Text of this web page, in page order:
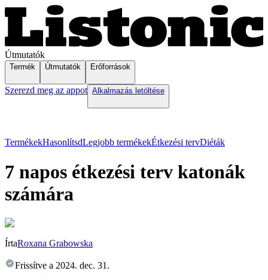
Útmutatók
Termék Útmutatók Erőforrások
Szerezd meg az appot Alkalmazás letöltése
TermékekHasonlítsdLegjobb termékekÉtkezési tervDiéták
7 napos étkezési terv katonák
számára
ÍrtaRoxana Grabowska
Frissítve a 2024. dec. 31.